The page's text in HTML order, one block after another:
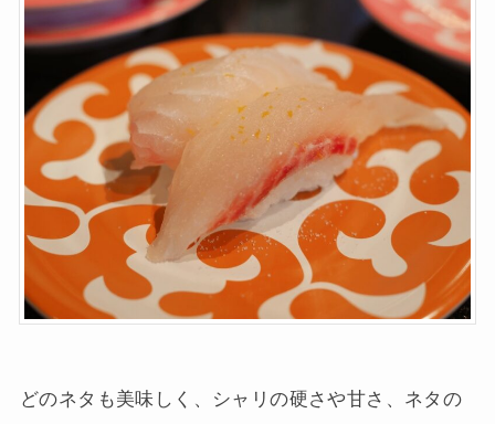
どのネタも美味しく、シャリの硬さや甘さ、ネタの